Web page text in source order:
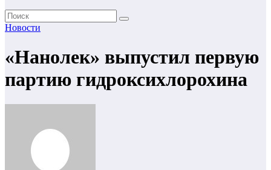
Новости
«Нанолек» выпустил первую
партию гидроксихлорохина